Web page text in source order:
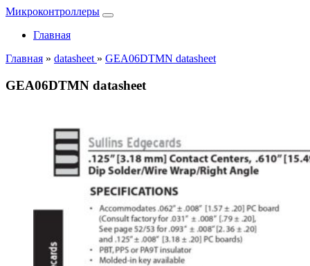
Микроконтроллеры
Главная
Главная » datasheet » GEA06DTMN datasheet
GEA06DTMN datasheet